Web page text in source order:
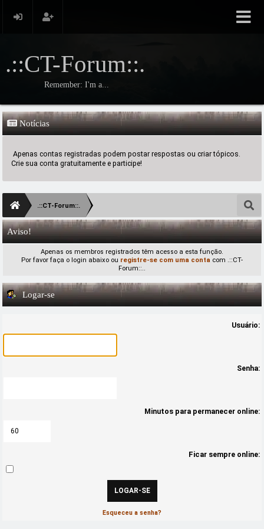
.::CT-Forum::.
Remember: I'm a...
Notícias
Apenas contas registradas podem postar respostas ou criar tópicos.
Crie sua conta gratuitamente e participe!
.::CT-Forum::.
Aviso!
Apenas os membros registrados têm acesso a esta função.
Por favor faça o login abaixo ou registre-se com uma conta com .::CT-
Forum::..
Logar-se
Usuário:
Senha:
Minutos para permanecer online:
Ficar sempre online:
Esqueceu a senha?